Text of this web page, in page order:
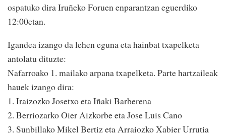
ospatuko dira Iruñeko Foruen enparantzan eguerdiko
12:00etan.
Igandea izango da lehen eguna eta hainbat txapelketa
antolatu dituzte:
Nafarroako 1. mailako arpana txapelketa. Parte hartzaileak
hauek izango dira:
1. Iraizozko Josetxo eta Iñaki Barberena
2. Berriozarko Oier Aizkorbe eta Jose Luis Cano
3. Sunbillako Mikel Bertiz eta Arraiozko Xabier Urrutia